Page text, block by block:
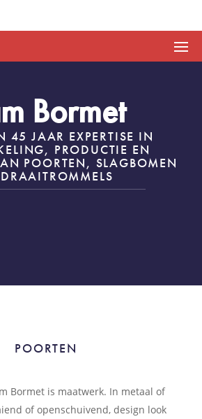
Bormet
45 JAAR EXPERTISE IN
PRODUCTIE EN
POORTEN, SLAGBOMEN
POORTEN
Bormet is maatwerk. In metaal of
of openschuivend, design look